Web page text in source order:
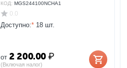
КОД: MGS244100NCHA1
0.0
Доступно:* 18 шт.
от 2 200.00₽
(Включая налог)